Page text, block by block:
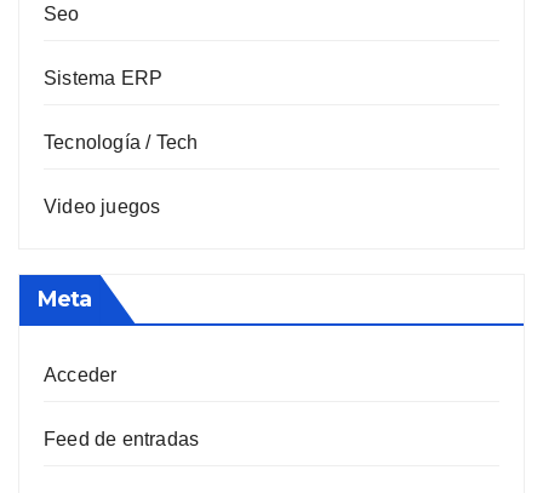
Seo
Sistema ERP
Tecnología / Tech
Video juegos
Meta
Acceder
Feed de entradas